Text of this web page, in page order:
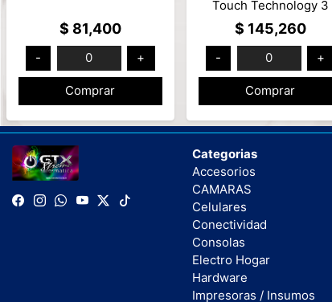
$ 81,400
- 0 +
Comprar
Touch Technology 3
Heatpipes Mod: Cylon 3
ARGB PWM 4P
$ 145,260
- 0 +
Comprar
Categorias
Accesorios
CAMARAS
Celulares
Conectividad
Consolas
Electro Hogar
Hardware
Impresoras / Insumos